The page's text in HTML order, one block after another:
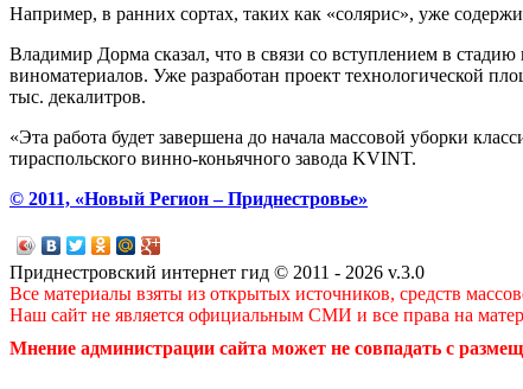
Например, в ранних сортах, таких как «солярис», уже
Владимир Дорма сказал, что в связи со вступлением в
виноматериалов. Уже разработан проект технологической
тыс. декалитров.
«Эта работа будет завершена до начала массовой уборки
тираспольcкого винно-коньячного завода KVINT.
© 2011, «Новый Регион – Приднестровье»
Приднестровский интернет гид © 2011 - 2026 v.3.0
Все материалы взяты из открытых источников, средств
Наш сайт не является официальным СМИ и все права на
Мнение администрации сайта может не совпадать с